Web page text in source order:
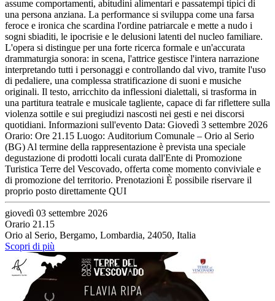
assume comportamenti, abitudini alimentari e passatempi tipici di
una persona anziana. La performance si sviluppa come una farsa
feroce e ironica che scardina l'ordine patriarcale e mette a nudo i
sogni sbiaditi, le ipocrisie e le delusioni latenti del nucleo familiare.
L'opera si distingue per una forte ricerca formale e un'accurata
drammaturgia sonora: in scena, l'attrice gestisce l'intera narrazione
interpretando tutti i personaggi e controllando dal vivo, tramite l'uso
di pedaliere, una complessa stratificazione di suoni e musiche
originali. Il testo, arricchito da inflessioni dialettali, si trasforma in
una partitura teatrale e musicale tagliente, capace di far riflettere sulla
violenza sottile e sui pregiudizi nascosti nei gesti e nei discorsi
quotidiani. Informazioni sull'evento Data: Giovedì 3 settembre 2026
Orario: Ore 21.15 Luogo: Auditorium Comunale – Orio al Serio
(BG) Al termine della rappresentazione è prevista una speciale
degustazione di prodotti locali curata dall'Ente di Promozione
Turistica Terre del Vescovado, offerta come momento conviviale e
di promozione del territorio. Prenotazioni È possibile riservare il
proprio posto direttamente QUI
giovedì 03 settembre 2026
Orario 21.15
Orio al Serio, Bergamo, Lombardia, 24050, Italia
Scopri di più